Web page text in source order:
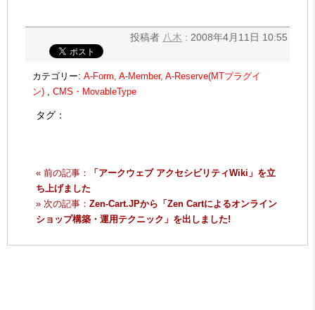
投稿者 八木 : 2008年4月11日 10:55
カテゴリー: A-Form, A-Member, A-Reserve(MTプラグイ
ン) , CMS・MovableType
タグ：
« 前の記事：
「アークウェブ アクセシビリティWiki」を立
ち上げました
» 次の記事： Zen-Cart.JPから「Zen Cartによるオンライン
ショップ構築・運用テクニック」を出しました!